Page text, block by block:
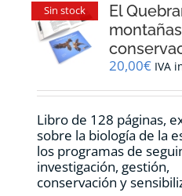
Sin stock
El
20,00€ IVA
Libro de 128 páginas,
sobre la biología de la
los programas de
investigación, gestión,
conservación y